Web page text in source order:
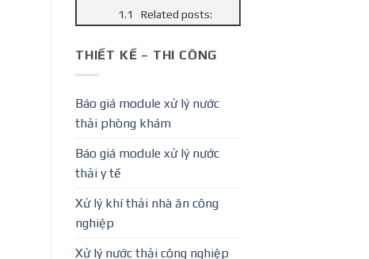
Related posts:
THIẾT KẾ – THI CÔNG
Báo giá module xử lý nước
thải phòng khám
Báo giá module xử lý nước
thải y tế
Xử lý khí thải nhà ăn công
nghiệp
Xử lý nước thải công nghiệp